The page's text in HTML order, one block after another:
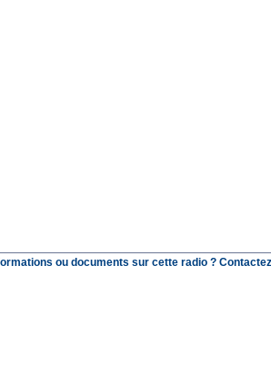
ou documents sur cette radio ?